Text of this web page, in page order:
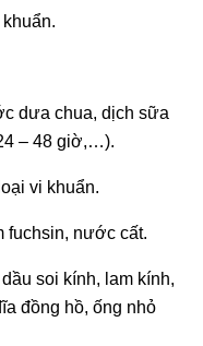
dưa chua, dịch sữa
– 48 giờ,…).
vi khuẩn.
fuchsin, nước cất.
soi kính, lam kính,
đồng hồ, ống nhỏ